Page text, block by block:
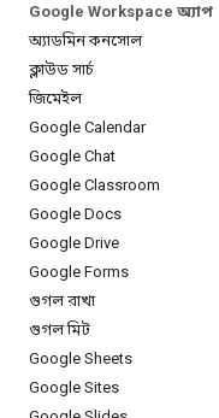
Google Workspace অ্যাপ
অ্যাডমিন কনসোল
ক্লাউড সার্চ
জিমেইল
Google Calendar
Google Chat
Google Classroom
Google Docs
Google Drive
Google Forms
গুগল রাখা
গুগল মিট
Google Sheets
Google Sites